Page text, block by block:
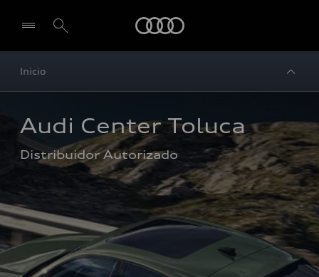
Inicio
Audi Center Toluca
Distribuidor Autorizado